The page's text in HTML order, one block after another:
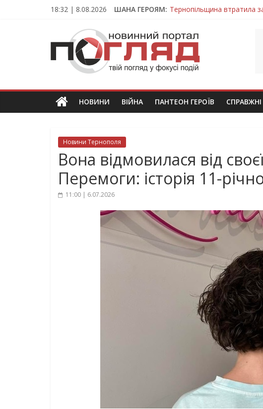
18:32 | 8.08.2026 ШАНА ГЕРОЯМ: Тернопільщина втратила
На війні загинув молодий
Тернопільщина втратила
Тернопільщина втратила
ПОГЛЯД
Новини
Тернополя.
новини
та
НОВИНИ ВІЙНА ПАНТЕОН ГЕРОЇВ СПРАВЖНІ
Новини Тернополя
Вона відмовилася від
Перемоги: історія 11-
11:00 | 6.07.2026